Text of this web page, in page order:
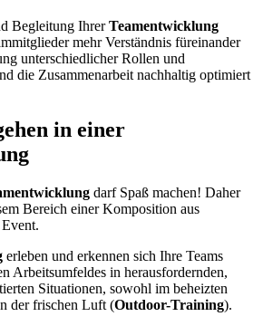
Begleitung IhrerTeamentwicklung
mehr Verständnis füreinander
unterschiedlicher Rollen und
die Zusammenarbeit nachhaltig optimiert
in einer
darf Spaß machen! Daher
Bereich einer Komposition aus
erleben und erkennen sich Ihre Teams
Arbeitsumfeldes in herausfordernden,
Situationen, sowohl im beheizten
der frischen Luft (Outdoor-Training).